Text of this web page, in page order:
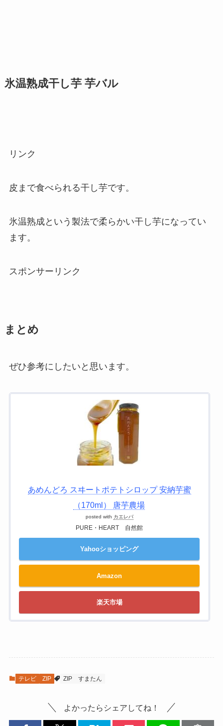
氷温熟成干し芋 芋バル
リンク
皮まで食べられる干し芋です。
氷温熟成という製法で柔らかい干し芋になってい
ます。
スポンサーリンク
まとめ
ぜひ参考にしたいと思います。
あめんどろ スヰートポテトシロップ 安納芋蜜
（170ml） 唐芋農場
posted with カエレバ
PURE・HEART 自然館
Yahooショッピング
Amazon
楽天市場
テレビ ZIP ZIP すまたん
よかったらシェアしてね！